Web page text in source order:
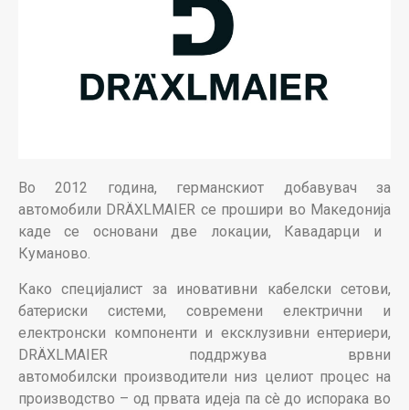
Во 2012 година, германскиот добавувач за
автомобили DRÄXLMAIER се прошири во Македонија
каде се основани две локации, Кавадарци и
Куманово.
Како специјалист за иновативни кабелски сетови,
батериски системи, современи електрични и
електронски компоненти и ексклузивни ентериери,
DRÄXLMAIER поддржува врвни
автомобилски производители низ целиот процес на
производство – од првата идеја па сè до испорака во